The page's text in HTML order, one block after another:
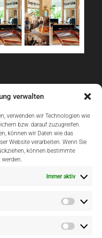
verwalten
verwenden wir Technologien wie
bzw. darauf zuzugreifen.
können wir Daten wie das
Website verarbeiten. Wenn Sie
können bestimmte
Immer aktiv